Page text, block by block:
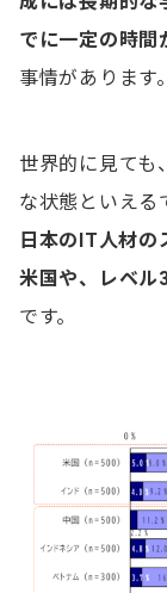
でに一定の時間
事情があります。
世界的に見ても
な状態といえる
日本のIT人材の
米国や、レベル
です。